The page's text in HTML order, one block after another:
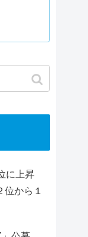
に上昇
から１